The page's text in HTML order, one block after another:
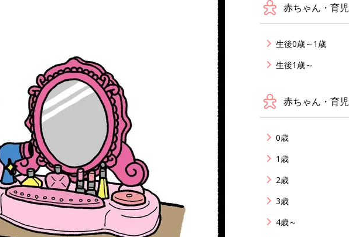
赤ちゃん・育児
生後0歳～1歳
生後1歳～
赤ちゃん・育児
0歳
1歳
2歳
3歳
4歳～